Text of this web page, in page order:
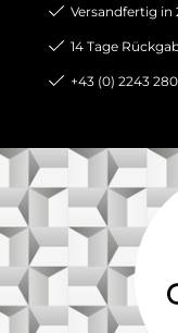
Versandfertig in
14 Tage
+43 (0) 2243